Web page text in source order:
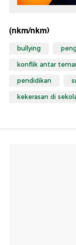
(nkm/nkm)
bullying
konflik antar
pendidikan
kekerasan di